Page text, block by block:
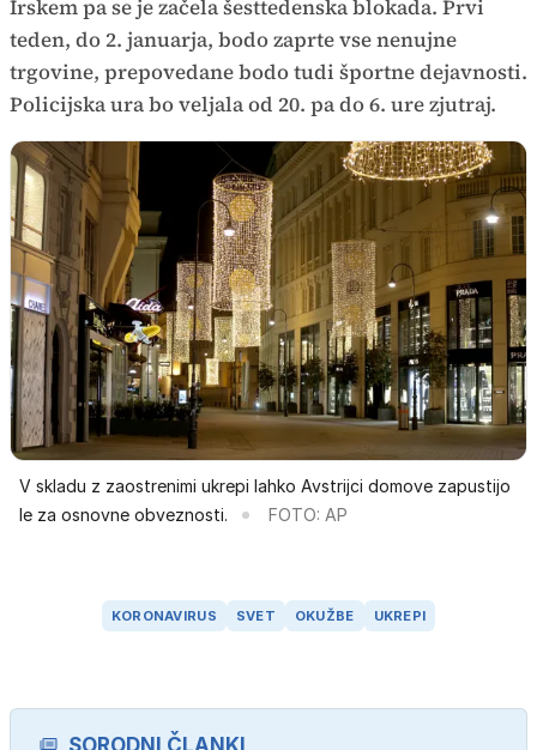
Irskem pa se je začela šesttedenska blokada. Prvi
teden, do 2. januarja, bodo zaprte vse nenujne
trgovine, prepovedane bodo tudi športne dejavnosti.
Policijska ura bo veljala od 20. pa do 6. ure zjutraj.
V skladu z zaostrenimi ukrepi lahko Avstrijci domove zapustijo
le za osnovne obveznosti.
FOTO: AP
KORONAVIRUS SVET OKUŽBE UKREPI
SORODNI ČLANKI